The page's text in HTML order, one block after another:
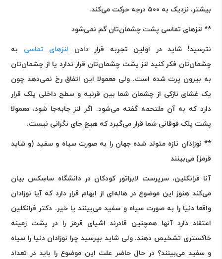
بیشتر، نزدیک به ۵۰۰ درجه حرکت می‌کند
.
** لنزهای تماسی پشت چشمان‌تان گم نمی‌شود
نترسید! شاید در اولین تجربه‌ قرار دادنلنزهای تماسی به
چشمان‌تان فکر کنید لنز پشت چشمان‌تان قرار ندارد یا از چشمان‌تان
به بیرون پرت شده است. ولی معمولا این اتفاق رخ نمی‌دهد چون
یک غشای نازکی از چشمان شما بین قرنیه و سطح داخلی پلک قرار
دارد که به آن ملتحمه گفته می‌شود. اگر لنز جابه‌جا شود، معمولا
پشت پلک فوقانی شما قرار می‌گیرد که هیچ جای نگرانی نیست.
** نوزادان تازه متولد شده جهان را به صورت سیاه و سفید (و شاید
قرمز) می‌بینند
آنا فرانکلین، سرپرست لابراتور کودکان در دانشگاه ساسِکس بیان
می‌کند هنوز این موضوع در هاله‌ای از ابهام قرار دارد که آیا نوزادان
واقعا دنیا را به صورت سیاه و سفید می‌بینند یا خیر. دکتر فرانکلین
اعتقاد دارد آنها همچنین قادرند اشیای قرمز را در پشت زمینه
خاکستری تشخیص دهند. ولی شاید بپرسید چرا نوزادان دنیا را سیاه
و سفید می‌بینند؟ در حال حاضر علت این موضوع را باید در تعداد